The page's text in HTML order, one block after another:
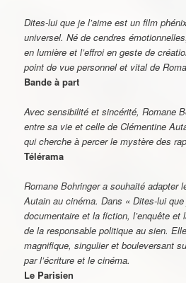
*
*
*
*
*Dites-lui que je l’aime est un film
universel. Né de cendres
en lumière et l’effroi en geste de
point de vue personnel et vital de
Bande à part
*
*
*
*Avec sensibilité et sincérité, Romane
entre sa vie et celle de Clémentine
qui cherche à percer le mystère des
Télérama
*
*
*
*Romane Bohringer a souhaité adapter
Autain au cinéma. Dans « Dites-lui
documentaire et la fiction, l’enquête et
de la responsable politique au sien.
magnifique, singulier et bouleversant
par l’écriture et le cinéma.
Le Parisien